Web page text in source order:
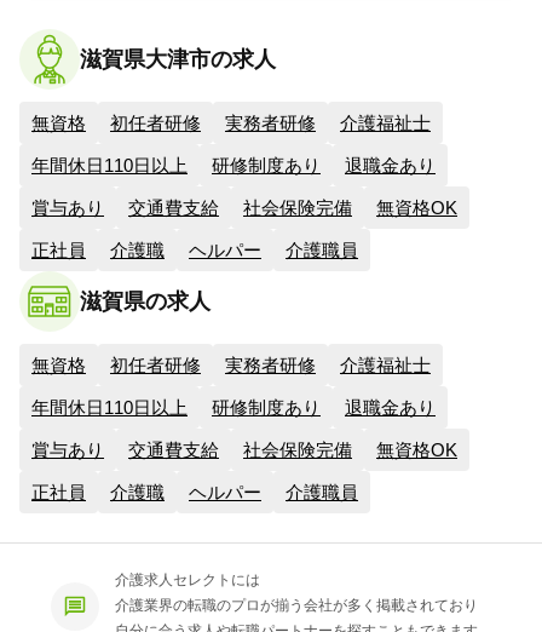
滋賀県大津市の求人
無資格 初任者研修 実務者研修 介護福祉士
年間休日110日以上 研修制度あり 退職金あり
賞与あり 交通費支給 社会保険完備 無資格OK
正社員 介護職 ヘルパー 介護職員
滋賀県の求人
無資格 初任者研修 実務者研修 介護福祉士
年間休日110日以上 研修制度あり 退職金あり
賞与あり 交通費支給 社会保険完備 無資格OK
正社員 介護職 ヘルパー 介護職員
介護求人セレクトには
介護業界の転職のプロが揃う会社が多く掲載されており